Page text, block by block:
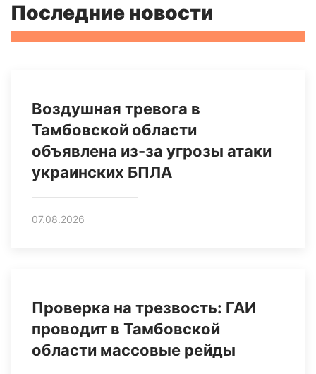
Последние новости
Воздушная тревога в
Тамбовской области
объявлена из-за угрозы атаки
украинских БПЛА
07.08.2026
Проверка на трезвость: ГАИ
проводит в Тамбовской
области массовые рейды